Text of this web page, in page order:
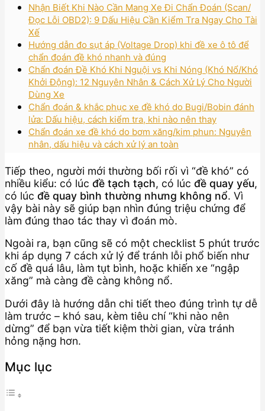
Nhận Biết Khi Nào Cần Mang Xe Đi Chẩn Đoán (Scan/
Đọc Lỗi OBD2): 9 Dấu Hiệu Cần Kiểm Tra Ngay Cho Tài
Xế
Hướng dẫn đo sụt áp (Voltage Drop) khi đề xe ô tô để
chẩn đoán đề khó nhanh và đúng
Chẩn đoán Đề Khó Khi Nguội vs Khi Nóng (Khó Nổ/Khó
Khởi Động): 12 Nguyên Nhân & Cách Xử Lý Cho Người
Dùng Xe
Chẩn đoán & khắc phục xe đề khó do Bugi/Bobin đánh
lửa: Dấu hiệu, cách kiểm tra, khi nào nên thay
Chẩn đoán xe đề khó do bơm xăng/kim phun: Nguyên
nhân, dấu hiệu và cách xử lý an toàn
Tiếp theo, người mới thường bối rối vì “đề khó” có
nhiều kiểu: có lúc đề tạch tạch, có lúc đề quay yếu,
có lúc đề quay bình thường nhưng không nổ. Vì
vậy bài này sẽ giúp bạn nhìn đúng triệu chứng để
làm đúng thao tác thay vì đoán mò.
Ngoài ra, bạn cũng sẽ có một checklist 5 phút trước
khi áp dụng 7 cách xử lý để tránh lỗi phổ biến như
cố đề quá lâu, làm tụt bình, hoặc khiến xe “ngập
xăng” mà càng đề càng không nổ.
Dưới đây là hướng dẫn chi tiết theo đúng trình tự dễ
làm trước – khó sau, kèm tiêu chí “khi nào nên
dừng” để bạn vừa tiết kiệm thời gian, vừa tránh
hỏng nặng hơn.
Mục lục